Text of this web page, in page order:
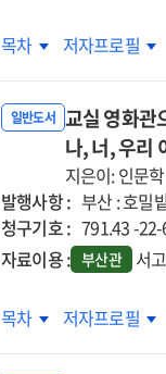
내게
소설
목차
내게
:
청소년
짧은
소설
저자프로필
일반도서 교실 영화관
나, 너, 우리
지은이: 인문
발행사항 : 부산 : 호밀
청구기호 : 791.43 -
자료이용 : 부산관 서
교실
목차
교실
저자프로필